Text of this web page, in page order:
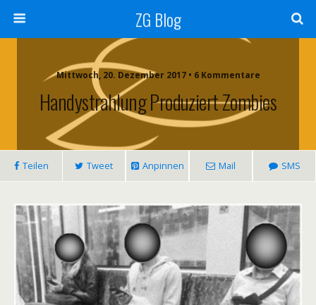
ZG Blog
Mittwoch, 20. Dezember 2017 • 6 Kommentare
Handystrahlung Produziert Zombies
Teilen Tweet Anpinnen Mail SMS